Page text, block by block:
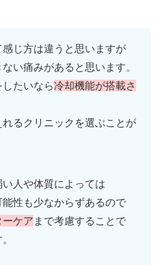
じ方は違うと思いますが
い痛みがあると思います。
たいなら冷却機能が搭載さ
るクリニックを選ぶことが
人や体質によっては
性も少なからずあるので
ーケア まで考慮することで